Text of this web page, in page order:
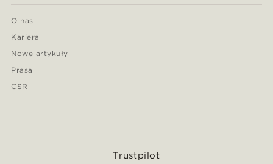
O nas
Kariera
Nowe artykuły
Prasa
CSR
Trustpilot